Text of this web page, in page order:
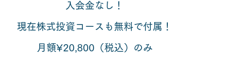
​入会金なし！
現在​株式投資コースも無料で付属！
月額¥20,800（税込）のみ